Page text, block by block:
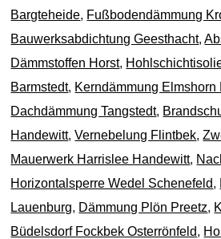
Bargteheide, Fußbodendämmung
Bauwerksabdichtung Geesthacht,
Dämmstoffen Horst,
Barmstedt, Kerndämmung Elmshorn
Dachdämmung Tangstedt,
Handewitt,Vernebelung Flintbek,
Mauerwerk Harrislee Handewitt,
Horizontalsperre Wedel Schenefeld,
Lauenburg, Dämmung Plön Preetz,
Büdelsdorf Fockbek Osterrönfeld,